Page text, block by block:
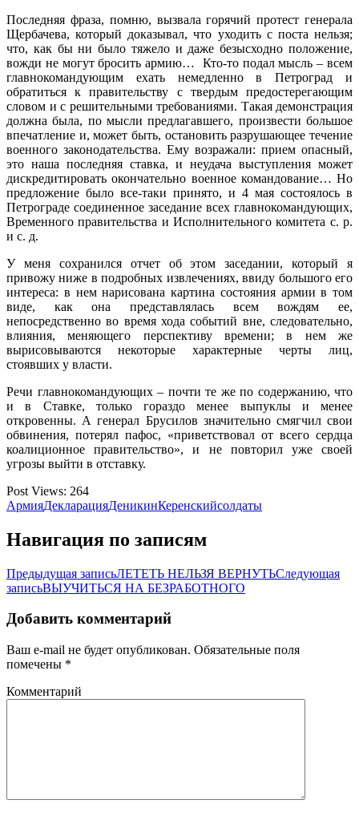
Последняя фраза, помню, вызвала горячий протест генерала
Щербачева, который доказывал, что уходить с поста нельзя;
что, как бы ни было тяжело и даже безысходно положение,
вожди не могут бросить армию… Кто-то подал мысль – всем
главнокомандующим ехать немедленно в Петроград и
обратиться к правительству с твердым предостерегающим
словом и с решительными требованиями. Такая демонстрация
должна была, по мысли предлагавшего, произвести большое
впечатление и, может быть, остановить разрушающее течение
военного законодательства. Ему возражали: прием опасный,
это наша последняя ставка, и неудача выступления может
дискредитировать окончательно военное командование… Но
предложение было все-таки принято, и 4 мая состоялось в
Петрограде соединенное заседание всех главнокомандующих,
Временного правительства и Исполнительного комитета с. р.
и с. д.
У меня сохранился отчет об этом заседании, который я
привожу ниже в подробных извлечениях, ввиду большого его
интереса: в нем нарисована картина состояния армии в том
виде, как она представлялась всем вождям ее,
непосредственно во время хода событий вне, следовательно,
влияния, меняющего перспективу времени; в нем же
вырисовываются некоторые характерные черты лиц,
стоявших у власти.
Речи главнокомандующих – почти те же по содержанию, что
и в Ставке, только гораздо менее выпуклы и менее
откровенны. А генерал Брусилов значительно смягчил свои
обвинения, потерял пафос, «приветствовал от всего сердца
коалиционное правительство», и не повторил уже своей
угрозы выйти в отставку.
Post Views: 264
АрмияДекларацияДеникинКеренскийсолдаты
Навигация по записям
Предыдущая записьЛЕТЕТЬ НЕЛЬЗЯ ВЕРНУТЬСледующая
записьВЫУЧИТЬСЯ НА БЕЗРАБОТНОГО
Добавить комментарий
Ваш e-mail не будет опубликован. Обязательные поля
помечены *
Комментарий